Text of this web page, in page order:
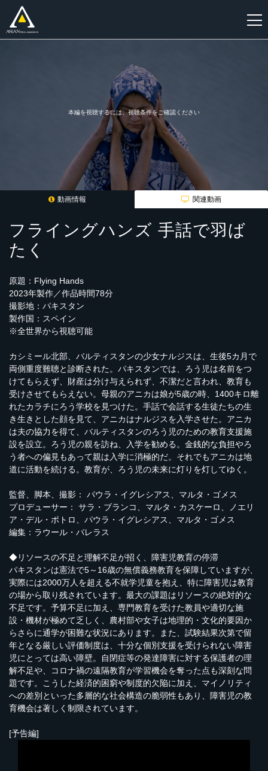
本編を視聴するには、視聴条件をご確認ください
動画情報 関連動画
フライングハンズ 手話で羽ば
たく
原題：Flying Hands
2023年製作／作品時間78分
撮影地：パキスタン
製作国：スペイン
※全世界から視聴可能
カシミール北部、バルティスタンの少女ナルジスは、生後5カ月で
両側重度難聴と診断された。パキスタンでは、ろう児は名前をつ
けてもらえず、財産は分け与えられず、不潔だと言われ、教育も
受けさせてもらえない。母親のアニカは娘が5歳の時、1400キロ離
れたカラチにろう学校を見つけた。手話で会話する生徒たちの生
き生きとした顔を見て、アニカはナルジスを入学させた。アニカ
は夫の協力を得て、バルティスタンのろう児のための教育支援施
設を設立。ろう児の親を訪ね、入学を勧める。金銭的な負担やろ
う者への偏見もあって親は入学に消極的だ。それでもアニカは地
道に活動を続ける。教育が、ろう児の未来に灯りを灯してゆく。
監督、脚本、撮影： パウラ・イグレシアス、マルタ・ゴメス
プロデューサー： サラ・ブランコ、マルタ・カスケーロ、ノエリ
ア・デル・ポトロ、パウラ・イグレシアス、マルタ・ゴメス
編集：ラウール・バレラス
◆リソースの不足と理解不足が招く、障害児教育の停滞
パキスタンは憲法で5～16歳の無償義務教育を保障していますが、
実際には2000万人を超える不就学児童を抱え、特に障害児は教育
の場から取り残されています。最大の課題はリソースの絶対的な
不足です。予算不足に加え、専門教育を受けた教員や適切な施
設・機材が極めて乏しく、農村部や女子は地理的・文化的要因か
らさらに通学が困難な状況にあります。また、試験結果次第で留
年となる厳しい評価制度は、十分な個別支援を受けられない障害
児にとっては高い障壁。自閉症等の発達障害に対する保護者の理
解不足や、コロナ禍の遠隔教育が学習機会を奪った点も深刻な問
題です。こうした経済的困窮や制度的欠陥に加え、マイノリティ
への差別といった多層的な社会構造の脆弱性もあり、障害児の教
育機会は著しく制限されています。
[予告編]